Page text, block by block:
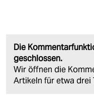
Die
geschlossen.
Wir öffnen die
Artikeln für etwa drei